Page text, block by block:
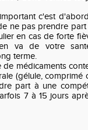
c'est
ne pas prendre
en cas de forte
va de votre
terme.
de médicaments
(gélule, comprimé
part à une
7 à 15 jours